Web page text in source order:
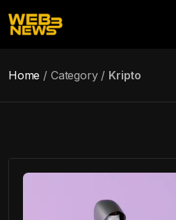
Home Category Kripto